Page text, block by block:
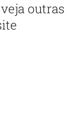
outras